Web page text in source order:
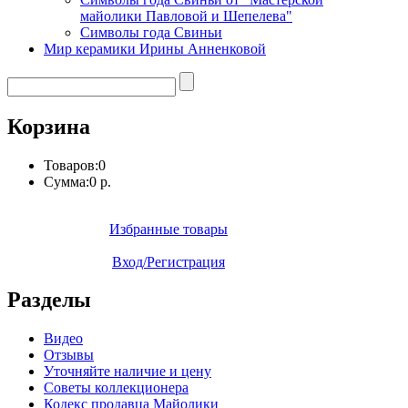
майолики Павловой и Шепелева"
Символы года Свиньи
Мир керамики Ирины Анненковой
Корзина
Товаров:0
Сумма:0 р.
Избранные товары
Вход/Регистрация
Разделы
Видео
Отзывы
Уточняйте наличие и цену
Советы коллекционера
Кодекс продавца Майолики